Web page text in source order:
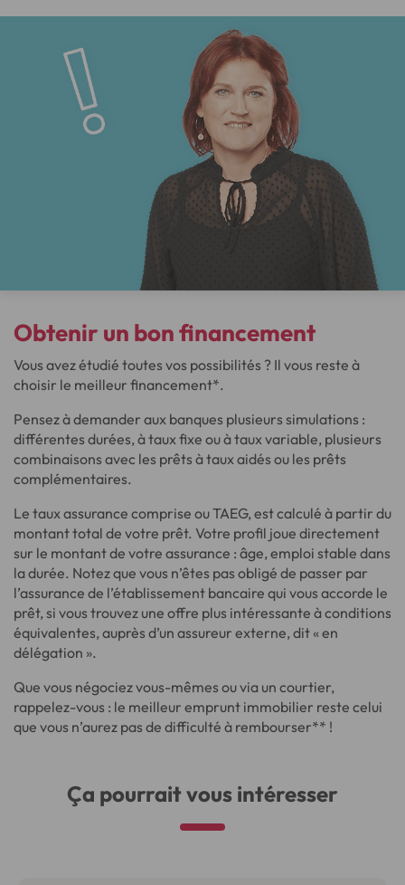
Obtenir un bon financement
Vous avez étudié toutes vos possibilités ? Il vous reste à
choisir le meilleur financement*.
Pensez à demander aux banques plusieurs simulations :
différentes durées, à taux fixe ou à taux variable, plusieurs
combinaisons avec les prêts à taux aidés ou les prêts
complémentaires.
Le taux assurance comprise ou TAEG, est calculé à partir du
montant total de votre prêt. Votre profil joue directement
sur le montant de votre assurance : âge, emploi stable dans
la durée. Notez que vous n’êtes pas obligé de passer par
l’assurance de l’établissement bancaire qui vous accorde le
prêt, si vous trouvez une offre plus intéressante à conditions
équivalentes, auprès d’un assureur externe, dit « en
délégation ».
Que vous négociez vous-mêmes ou via un courtier,
rappelez-vous : le meilleur emprunt immobilier reste celui
que vous n’aurez pas de difficulté à rembourser** !
Ça pourrait vous intéresser